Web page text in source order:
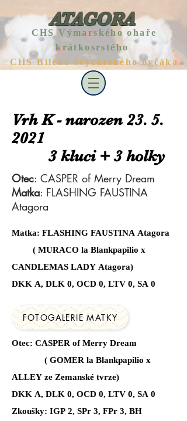
ATAGORA
CHS Výmarského ohaře
krátkosrstého
CHS Bílého švýcarského ovčáka
Vrh K - narozen23. 5.
2021
3 kluci + 3 holky
Otec: CASPER of Merry Dream
Matka: FLASHING FAUSTINA
Atagora
Matka: FLASHING FAUSTINA Atagora
( MURACO la Blankpapilio x
CANDLEMAS LADY Atagora)
DKK A, DLK 0, OCD 0, LTV 0, SA 0
FOTOGALERIE MATKY
Otec: CASPER of Merry Dream
( GOMER la Blankpapilio x
ALLEY ze Zemanské tvrze)
DKK A, DLK 0, OCD 0, LTV 0, SA 0
Zkoušky: IGP 2, SPr 3, FPr 3, BH